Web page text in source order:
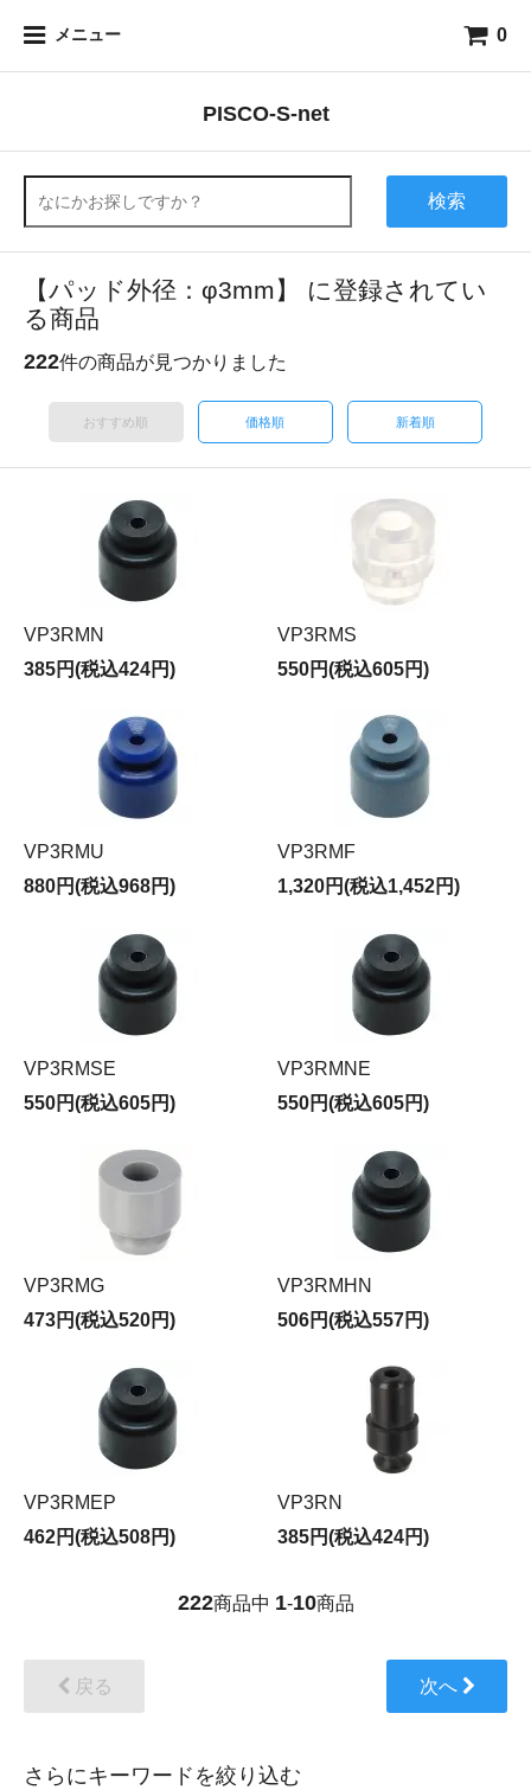
メニュー 0
PISCO-S-net
検索
【パッド外径：φ3mm】 に登録されてい
る商品
222件の商品が見つかりました
おすすめ順 価格順 新着順
VP3RMN
385円(税込424円)
VP3RMS
550円(税込605円)
VP3RMU
880円(税込968円)
VP3RMF
1,320円(税込1,452円)
VP3RMSE
550円(税込605円)
VP3RMNE
550円(税込605円)
VP3RMG
473円(税込520円)
VP3RMHN
506円(税込557円)
VP3RMEP
462円(税込508円)
VP3RN
385円(税込424円)
222商品中 1-10商品
戻る 次へ
さらにキーワードを絞り込む